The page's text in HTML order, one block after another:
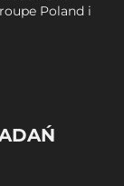
Poland i